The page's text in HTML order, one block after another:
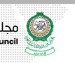
الرئيسية